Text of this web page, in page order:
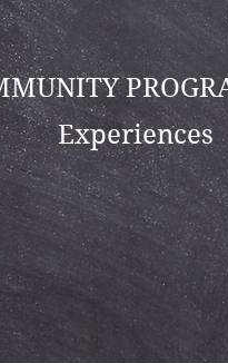
Experiences